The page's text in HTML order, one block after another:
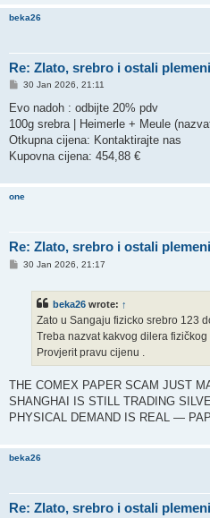
beka26
Re: Zlato, srebro i ostali
P
s
30 Jan 2026, 21:11
Evo nadoh : odbijte 20% pdv
100g srebra | Heimerle + Meule
Otkupna cijena: Kontaktirajte nas
Kupovna cijena: 454,88 €
one
Re: Zlato, srebro i ostali
P30 Jan 2026, 21:17
beka26 wrote: ↑
Zato u Sangaju fizicko srebro 123
Treba nazvat kakvog dilera
Provjerit pravu cijenu .
THE COMEX PAPER SCAM JUST
SHANGHAI IS STILL TRADING
PHYSICAL DEMAND IS REAL —
beka26
Re: Zlato, srebro i ostali